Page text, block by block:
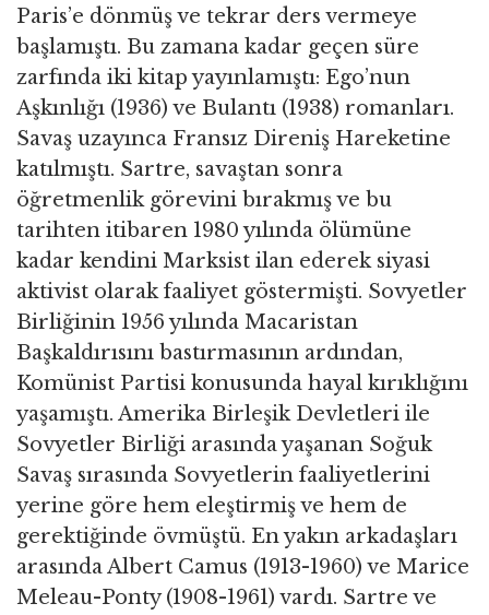
Paris’e dönmüş ve tekrar ders vermeye
başlamıştı. Bu zamana kadar geçen süre
zarfında iki kitap yayınlamıştı: Ego’nun
Aşkınlığı (1936) ve Bulantı (1938) romanları.
Savaş uzayınca Fransız Direniş Hareketine
katılmıştı. Sartre, savaştan sonra
öğretmenlik görevini bırakmış ve bu
tarihten itibaren 1980 yılında ölümüne
kadar kendini Marksist ilan ederek siyasi
aktivist olarak faaliyet göstermişti. Sovyetler
Birliğinin 1956 yılında Macaristan
Başkaldırısını bastırmasının ardından,
Komünist Partisi konusunda hayal kırıklığını
yaşamıştı. Amerika Birleşik Devletleri ile
Sovyetler Birliği arasında yaşanan Soğuk
Savaş sırasında Sovyetlerin faaliyetlerini
yerine göre hem eleştirmiş ve hem de
gerektiğinde övmüştü. En yakın arkadaşları
arasında Albert Camus (1913-1960) ve Marice
Meleau-Ponty (1908-1961) vardı. Sartre ve